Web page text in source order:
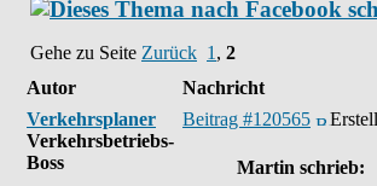
Gehe zu Seite Zurück 1 , 2
Autor
Nachricht
Verkehrsplaner
Verkehrsbetriebs-
Boss
Beitrag #120565
Martin schrieb: